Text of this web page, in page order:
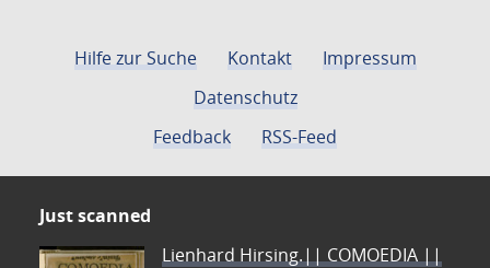
Hilfe zur Suche Kontakt
Impressum
Datenschutz
Feedback
RSS-Feed
Just scanned
Lienhard Hirsing.|| COMOEDIA ||